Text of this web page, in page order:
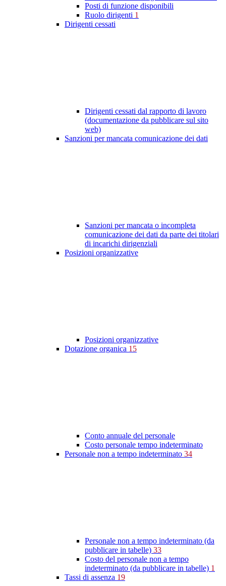
Posti di funzione disponibili
Ruolo dirigenti 1
Dirigenti cessati
Dirigenti cessati dal rapporto di lavoro
(documentazione da pubblicare sul sito
web)
Sanzioni per mancata comunicazione dei dati
Sanzioni per mancata o incompleta
comunicazione dei dati da parte dei titolari
di incarichi dirigenziali
Posizioni organizzative
Posizioni organizzative
Dotazione organica 15
Conto annuale del personale
Costo personale tempo indeterminato
Personale non a tempo indeterminato 34
Personale non a tempo indeterminato (da
pubblicare in tabelle) 33
Costo del personale non a tempo
indeterminato (da pubblicare in tabelle) 1
Tassi di assenza 19